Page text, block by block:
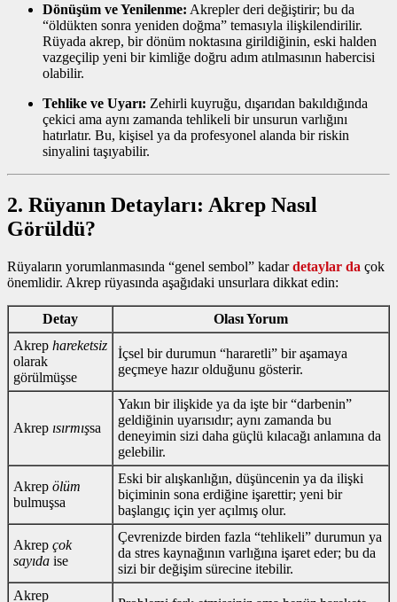
Dönüşüm ve Yenilenme: Akrepler deri değiştirir; bu da
“öldükten sonra yeniden doğma” temasıyla ilişkilendirilir.
Rüyada akrep, bir dönüm noktasına girildiğinin, eski halden
vazgeçilip yeni bir kimliğe doğru adım atılmasının habercisi
olabilir.
Tehlike ve Uyarı: Zehirli kuyruğu, dışarıdan bakıldığında
çekici ama aynı zamanda tehlikeli bir unsurun varlığını
hatırlatır. Bu, kişisel ya da profesyonel alanda bir riskin
sinyalini taşıyabilir.
2. Rüyanın Detayları: Akrep Nasıl
Görüldü?
Rüyaların yorumlanmasında “genel sembol” kadardetaylar da çok
önemlidir. Akrep rüyasında aşağıdaki unsurlara dikkat edin:
Detay
Olası Yorum
Akrep hareketsiz
olarak
görülmüşse
İçsel bir durumun “hararetli” bir aşamaya
geçmeye hazır olduğunu gösterir.
Akrep ısırmışsa
Yakın bir ilişkide ya da işte bir “darbenin”
geldiğinin uyarısıdır; aynı zamanda bu
deneyimin sizi daha güçlü kılacağı anlamına da
gelebilir.
Akrep ölüm
bulmuşsa
Eski bir alışkanlığın, düşüncenin ya da ilişki
biçiminin sona erdiğine işarettir; yeni bir
başlangıç için yer açılmış olur.
Akrep çok
sayıda ise
Çevrenizde birden fazla “tehlikeli” durumun ya
da stres kaynağının varlığına işaret eder; bu da
sizi bir değişim sürecine itebilir.
Akrep